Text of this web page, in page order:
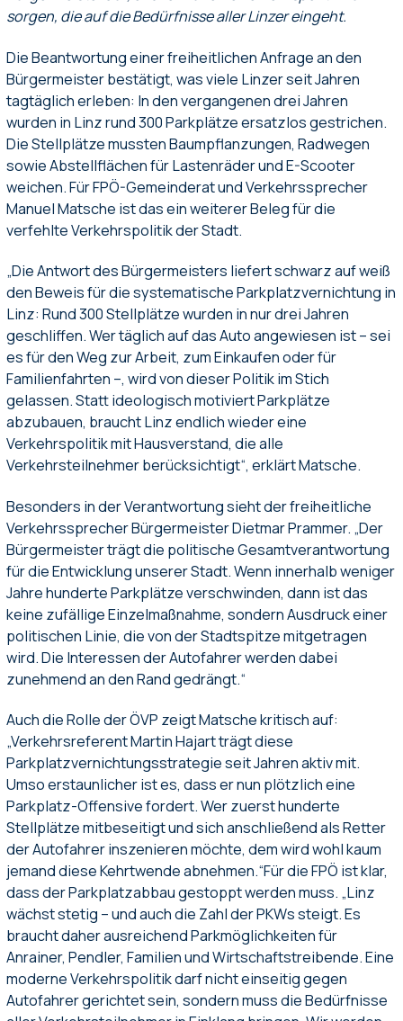
sorgen, die auf die Bedürfnisse aller Linzer eingeht.
Die Beantwortung einer freiheitlichen Anfrage an den
Bürgermeister bestätigt, was viele Linzer seit Jahren
tagtäglich erleben: In den vergangenen drei Jahren
wurden in Linz rund 300 Parkplätze ersatzlos gestrichen.
Die Stellplätze mussten Baumpflanzungen, Radwegen
sowie Abstellflächen für Lastenräder und E-Scooter
weichen. Für FPÖ-Gemeinderat und Verkehrssprecher
Manuel Matsche ist das ein weiterer Beleg für die
verfehlte Verkehrspolitik der Stadt.
„Die Antwort des Bürgermeisters liefert schwarz auf weiß
den Beweis für die systematische Parkplatzvernichtung in
Linz: Rund 300 Stellplätze wurden in nur drei Jahren
geschliffen. Wer täglich auf das Auto angewiesen ist – sei
es für den Weg zur Arbeit, zum Einkaufen oder für
Familienfahrten –, wird von dieser Politik im Stich
gelassen. Statt ideologisch motiviert Parkplätze
abzubauen, braucht Linz endlich wieder eine
Verkehrspolitik mit Hausverstand, die alle
Verkehrsteilnehmer berücksichtigt“, erklärt Matsche.
Besonders in der Verantwortung sieht der freiheitliche
Verkehrssprecher Bürgermeister Dietmar Prammer. „Der
Bürgermeister trägt die politische Gesamtverantwortung
für die Entwicklung unserer Stadt. Wenn innerhalb weniger
Jahre hunderte Parkplätze verschwinden, dann ist das
keine zufällige Einzelmaßnahme, sondern Ausdruck einer
politischen Linie, die von der Stadtspitze mitgetragen
wird. Die Interessen der Autofahrer werden dabei
zunehmend an den Rand gedrängt.“
Auch die Rolle der ÖVP zeigt Matsche kritisch auf:
„Verkehrsreferent Martin Hajart trägt diese
Parkplatzvernichtungsstrategie seit Jahren aktiv mit.
Umso erstaunlicher ist es, dass er nun plötzlich eine
Parkplatz-Offensive fordert. Wer zuerst hunderte
Stellplätze mitbeseitigt und sich anschließend als Retter
der Autofahrer inszenieren möchte, dem wird wohl kaum
jemand diese Kehrtwende abnehmen.“Für die FPÖ ist klar,
dass der Parkplatzabbau gestoppt werden muss. „Linz
wächst stetig – und auch die Zahl der PKWs steigt. Es
braucht daher ausreichend Parkmöglichkeiten für
Anrainer, Pendler, Familien und Wirtschaftstreibende. Eine
moderne Verkehrspolitik darf nicht einseitig gegen
Autofahrer gerichtet sein, sondern muss die Bedürfnisse